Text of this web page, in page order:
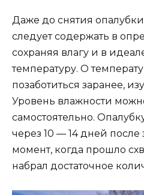
Даже до снятия
следует содержать в
сохраняя влагу и в
температуру. О
позаботиться заранее,
Уровень влажности
самостоятельно.
через 10 — 14 дней после
момент, когда прошло
набрал достаточное